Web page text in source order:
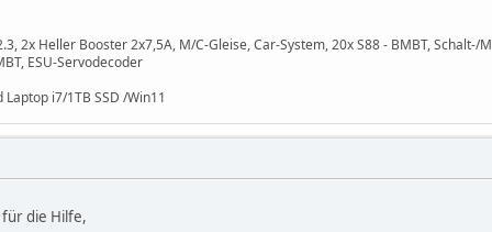
2x Heller Booster 2x7,5A, M/C-Gleise, Car-System, 20x S88 - BMBT,
ESU-Servodecoder
i7/1TB SSD /Win11
die Hilfe,